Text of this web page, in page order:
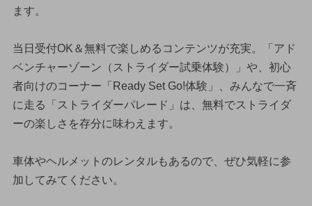
ます。
当日受付OK＆無料で楽しめるコンテンツが充実。「アド
ベンチャーゾーン（ストライダー試乗体験）」や、初心
者向けのコーナー「Ready Set Go!体験」、みんなで一斉
に走る「ストライダーパレード」は、無料でストライダ
ーの楽しさを存分に味わえます。
車体やヘルメットのレンタルもあるので、ぜひ気軽に参
加してみてください。